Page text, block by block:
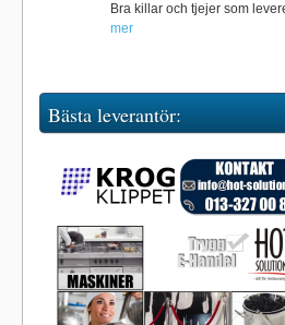
Bra killar och tjejer som
mer
Bästa leverantör: